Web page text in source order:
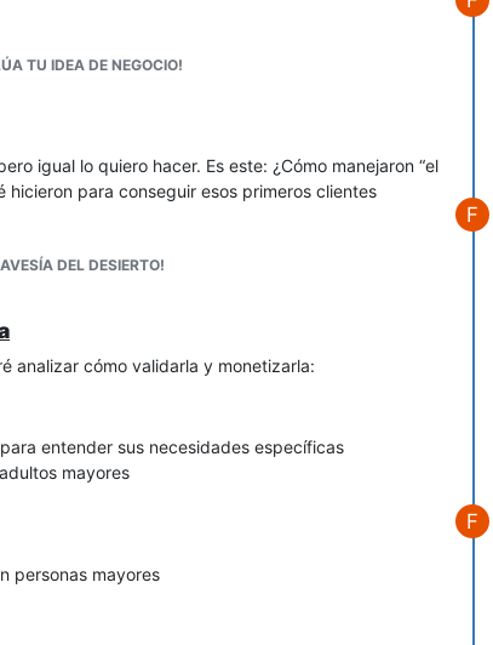
TU IDEA DE NEGOCIO!
igual lo quiero hacer. Es este: ¿Cómo manejaron “el
hicieron para conseguir esos primeros clientes
DEL DESIERTO!
F
analizar cómo validarla y monetizarla:
entender sus necesidades específicas
mayores
personas mayores
F